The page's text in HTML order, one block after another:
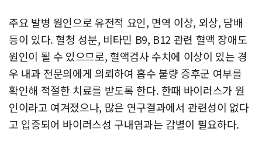
주요 발병 원인으로 유전적 요인, 면역 이상, 외상, 담배
등이 있다. 혈청 성분, 비타민 B9, B12 관련 혈액 장애도
원인이 될 수 있으므로, 혈액검사 수치에 이상이 있는 경
우 내과 전문의에게 의뢰하여 흡수 불량 증후군 여부를
확인해 적절한 치료를 받도록 한다. 한때 바이러스가 원
인이라고 여겨졌으나, 많은 연구결과에서 관련성이 없다
고 입증되어 바이러스성 구내염과는 감별이 필요하다.